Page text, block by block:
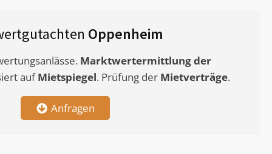
Oppenheim
Marktwertermittlungder
aufMietspiegel. Prüfung der Mietverträge.
Anfragen